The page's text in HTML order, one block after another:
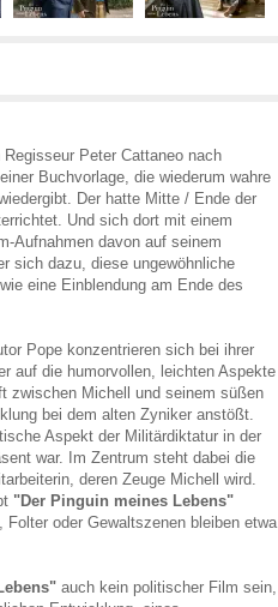
Regisseur Peter Cattaneo nach
Buchvorlage, die wiederum wahre
Der hatte Mitte / Ende der
Und sich dort mit einem
Aufnahmen davon auf seinem
sich dazu, diese ungewöhnliche
eine Einblendung am Ende des
Pope konzentrieren sich bei ihrer
auf die humorvollen, leichten Aspekte
zwischen Michell und seinem süßen
bei dem alten Zyniker anstößt.
Aspekt der Militärdiktatur in der
war. Im Zentrum steht dabei die
deren Zeuge Michell wird.
"Der Pinguin meines Lebens"
oder Gewaltszenen bleiben etwa
auch kein politischer Film sein,